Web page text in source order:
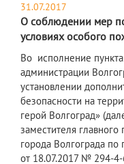
31.07.2017
О соблюдении мер
условиях особого
Во исполнение
администрации
установлении
безопасности на
герой Волгоград»
заместителя главного
города Волгограда
от 18.07.2017 № 294-